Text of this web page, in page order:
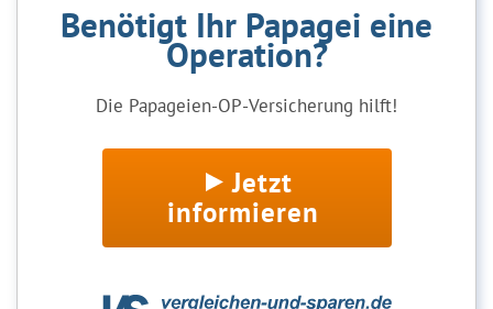
Benötigt Ihr Papagei eine
Operation?
Die Papageien-OP-Versicherung hilft!
Jetzt
informieren